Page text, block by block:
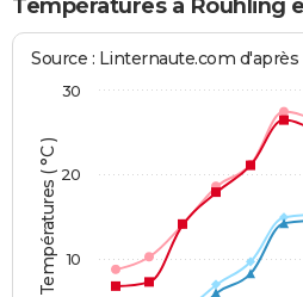
Températures à Rouhling
Températures ( °C )
Source : Linternaute.com
10
20
30